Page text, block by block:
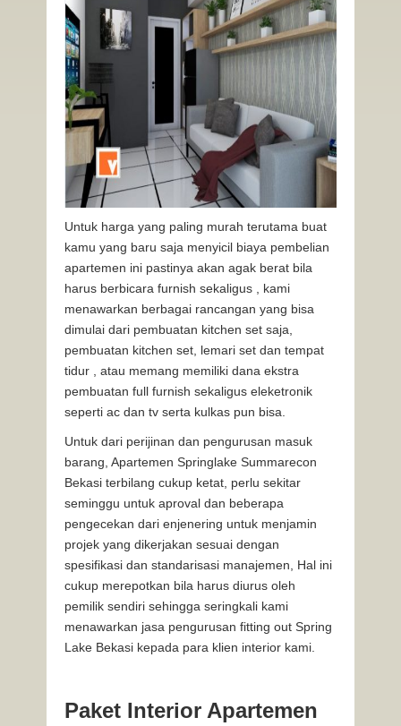
Untuk harga yang paling murah terutama buat
kamu yang baru saja menyicil biaya pembelian
apartemen ini pastinya akan agak berat bila
harus berbicara furnish sekaligus , kami
menawarkan berbagai rancangan yang bisa
dimulai dari pembuatan kitchen set saja,
pembuatan kitchen set, lemari set dan tempat
tidur , atau memang memiliki dana ekstra
pembuatan full furnish sekaligus eleketronik
seperti ac dan tv serta kulkas pun bisa.
Untuk dari perijinan dan pengurusan masuk
barang, Apartemen Springlake Summarecon
Bekasi terbilang cukup ketat, perlu sekitar
seminggu untuk aproval dan beberapa
pengecekan dari enjenering untuk menjamin
projek yang dikerjakan sesuai dengan
spesifikasi dan standarisasi manajemen, Hal ini
cukup merepotkan bila harus diurus oleh
pemilik sendiri sehingga seringkali kami
menawarkan jasa pengurusan fitting out Spring
Lake Bekasi kepada para klien interior kami.
Paket Interior Apartemen